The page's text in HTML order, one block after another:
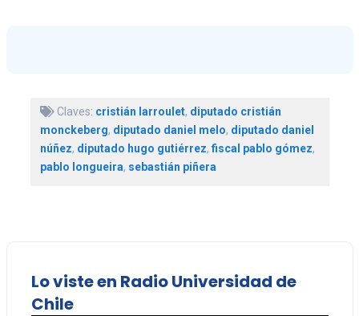
Claves: cristián larroulet, diputado cristián
monckeberg, diputado daniel melo, diputado daniel
núñez, diputado hugo gutiérrez, fiscal pablo gómez,
pablo longueira, sebastián piñera
Lo viste en Radio Universidad de
Chile